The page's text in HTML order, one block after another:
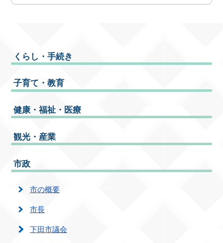
くらし・手続き
子育て・教育
健康・福祉・医療
観光・産業
市政
市の概要
市長
下田市議会